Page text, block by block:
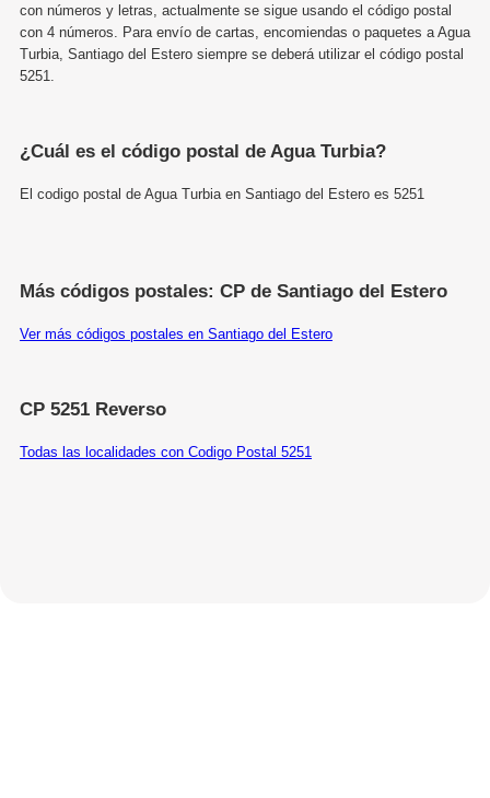
con números y letras, actualmente se sigue usando el código postal
con 4 números. Para envío de cartas, encomiendas o paquetes a Agua
Turbia, Santiago del Estero siempre se deberá utilizar el código postal
5251.
¿Cuál es el código postal de Agua Turbia?
El codigo postal de Agua Turbia en Santiago del Estero es 5251
Más códigos postales: CP de Santiago del Estero
Ver más códigos postales en Santiago del Estero
CP 5251 Reverso
Todas las localidades con Codigo Postal 5251